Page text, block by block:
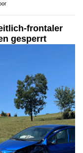
frontaler
gesperrt